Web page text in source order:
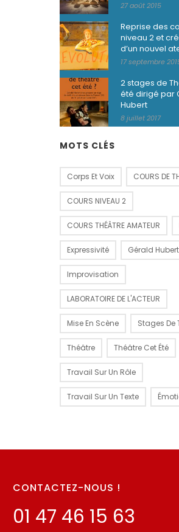
27 août 2015
Reprise des
niveau 2 et
d’un nouvel
17 septembre
2 stages de
été dirigé par
Hubert
8 juillet 2017
MOTS CLÉS
Corps Et Voix COURS DE
COURS NIVEAU 2
COURS THÉÂTRE AMATEUR
Expressivité Gérald Hubert
Improvisation
LABORATOIRE DE L'ACTEUR
Mise En Scène Stages De
Théâtre Théâtre Cet Été
Travail Sur Un Rôle
Travail Sur Un Texte
CONTACTEZ-NOUS !
01 47 46 15 63